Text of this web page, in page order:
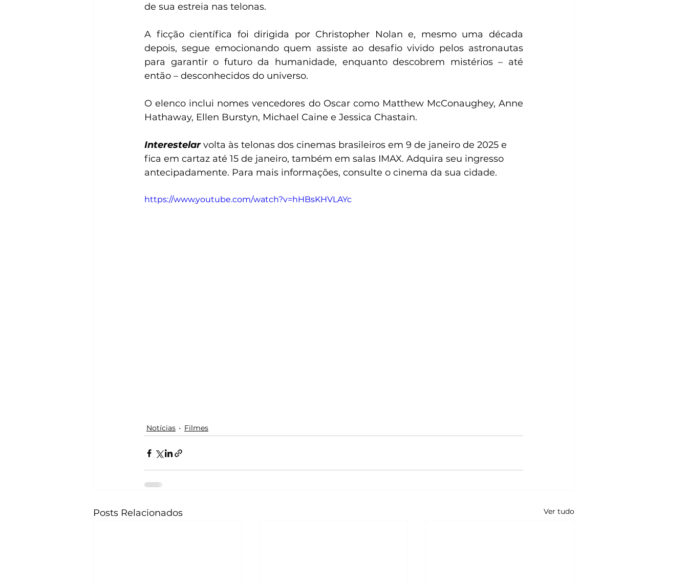
de sua estreia nas telonas.
A ficção científica foi dirigida por Christopher Nolan e, mesmo uma década
depois, segue emocionando quem assiste ao desafio vivido pelos astronautas
para garantir o futuro da humanidade, enquanto descobrem mistérios – até
então – desconhecidos do universo.
O elenco inclui nomes vencedores do Oscar como Matthew McConaughey, Anne
Hathaway, Ellen Burstyn, Michael Caine e Jessica Chastain.
Interestelar volta às telonas dos cinemas brasileiros em 9 de janeiro de 2025 e
fica em cartaz até 15 de janeiro, também em salas IMAX. Adquira seu ingresso
antecipadamente. Para mais informações, consulte o cinema da sua cidade.
https://www.youtube.com/watch?v=hHBsKHVLAYc
Notícias Filmes
Posts Relacionados Ver tudo